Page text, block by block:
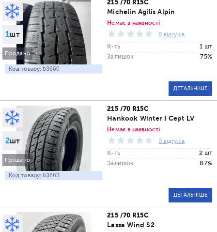
1шт
Продано
Код товару: b3660
215 /70 R15C
Michelin Agilis Alpin
Немає в наявності
0 відгуків
К-ть
1 шт
Залишок
75%
ДЕТАЛЬНІШЕ
2шт
Продано
Код товару: b3663
215 /70 R15C
Hankook Winter I Cept LV
Немає в наявності
0 відгуків
К-ть
2 шт
Залишок
87%
ДЕТАЛЬНІШЕ
215 /70 R15C
Lassa Wind S2